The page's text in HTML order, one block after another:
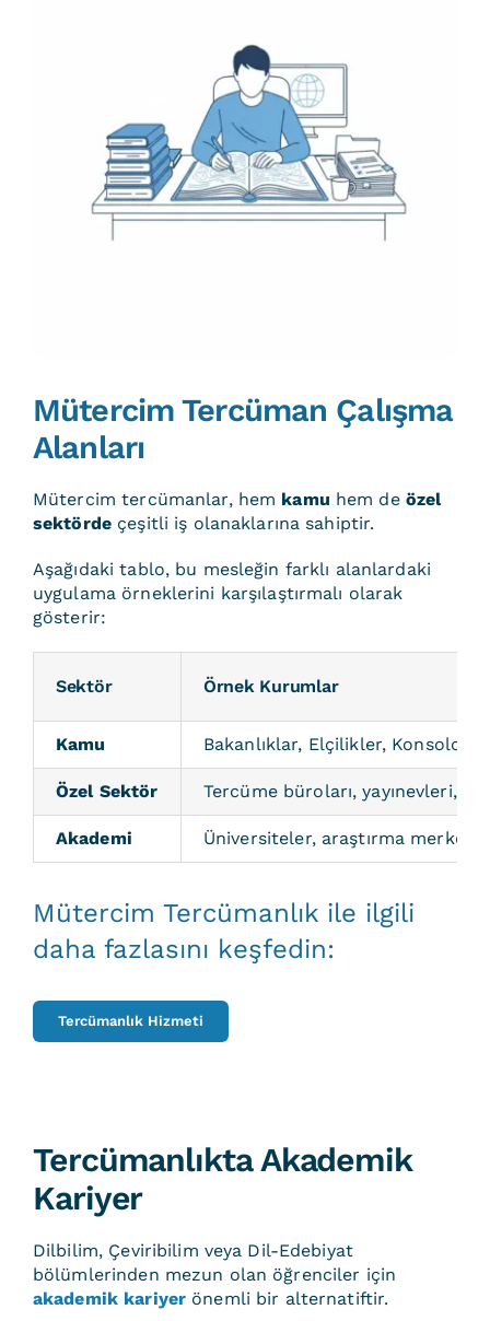
Mütercim Tercüman Çalışma
Alanları
Mütercim tercümanlar, hem kamu hem de özel
sektörde çeşitli iş olanaklarına sahiptir.
Aşağıdaki tablo, bu mesleğin farklı alanlardaki
uygulama örneklerini karşılaştırmalı olarak
gösterir:
Sektör Örnek Kurumlar
Kamu Bakanlıklar, Elçilikler,
Özel Sektör Tercüme büroları, yayınevleri,
Akademi Üniversiteler, araştırma
Mütercim Tercümanlık ile ilgili
daha fazlasını keşfedin:
Tercümanlık Hizmeti
Tercümanlıkta Akademik
Kariyer
Dilbilim, Çeviribilim veya Dil-Edebiyat
bölümlerinden mezun olan öğrenciler için
akademik kariyer önemli bir alternatiftir.